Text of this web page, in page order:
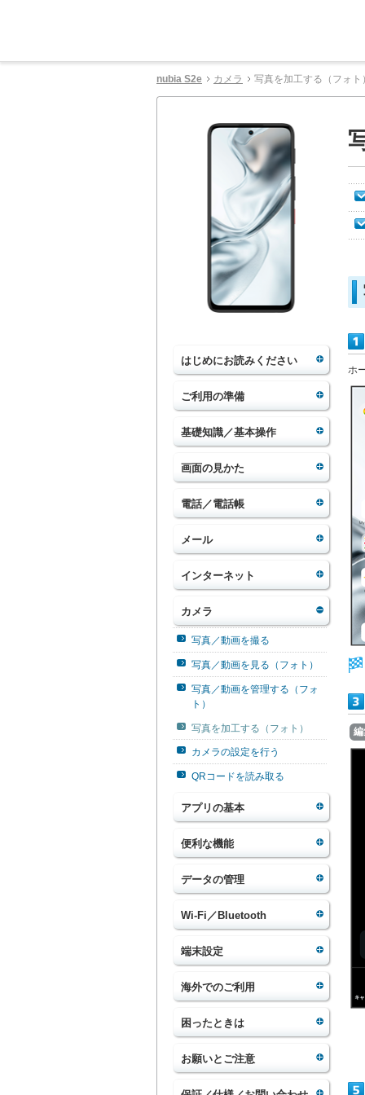
nubia S2e カメラ 写真を加工する（フォト
はじめにお読みください
ご利用の準備
基礎知識／基本操作
画面の見かた
電話／電話帳
メール
インターネット
カメラ
写真／動画を撮る
写真／動画を見る（フォト）
写真／動画を管理する（フォ
ト）
写真を加工する（フォト）
カメラの設定を行う
QRコードを読み取る
アプリの基本
便利な機能
データの管理
Wi-Fi／Bluetooth
端末設定
海外でのご利用
困ったときは
お願いとご注意
ホ